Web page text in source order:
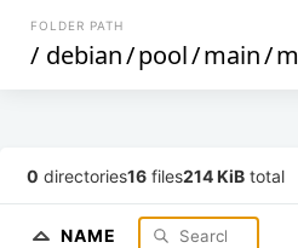
FOLDER PATH
/ debian/pool/main/m
0 directories16 files214 KiB total
NAME